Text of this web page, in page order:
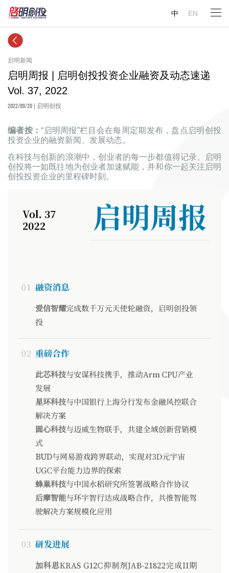
中 EN
启明新闻
启明周报 | 启明创投投资企业融资及动态速递
Vol. 37, 2022
2022/09/20 | 启明创投
编者按：“启明周报”栏目会在每周定期发布，盘点启明创投
投资企业的融资新闻、发展动态。
在科技与创新的浪潮中，创业者的每一步都值得记录。启明
创投将一如既往地为创业者加速赋能，并和你一起关注启明
创投投资企业的里程碑时刻。